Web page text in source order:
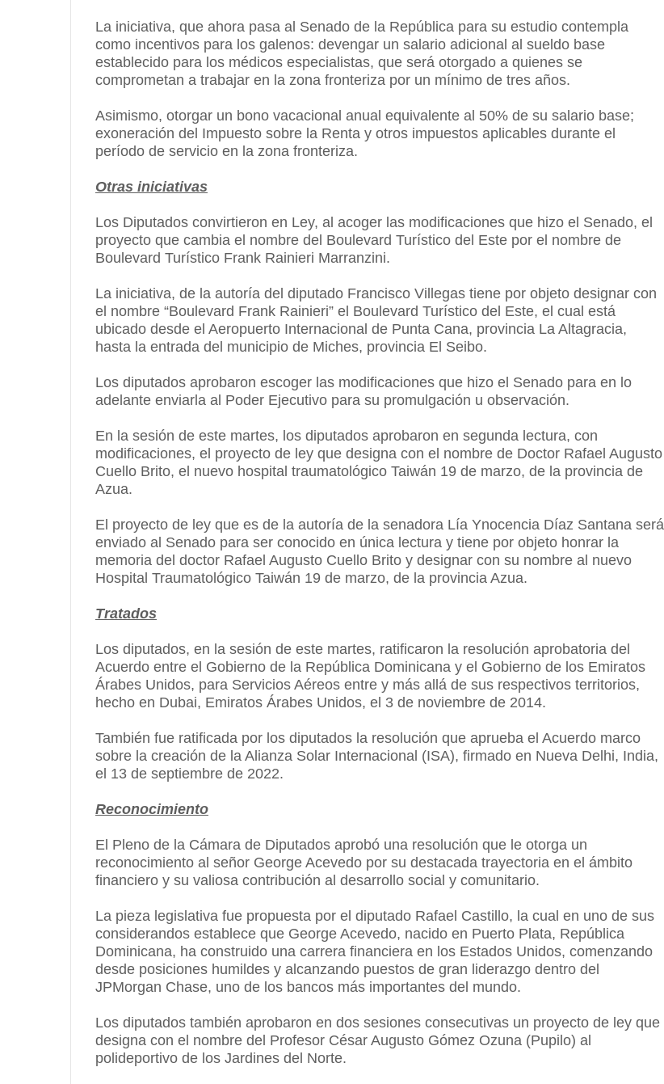
La iniciativa, que ahora pasa al Senado de la República para su estudio contempla
como incentivos para los galenos: devengar un salario adicional al sueldo base
establecido para los médicos especialistas, que será otorgado a quienes se
comprometan a trabajar en la zona fronteriza por un mínimo de tres años.
Asimismo, otorgar un bono vacacional anual equivalente al 50% de su salario base;
exoneración del Impuesto sobre la Renta y otros impuestos aplicables durante el
período de servicio en la zona fronteriza.
Otras iniciativas
Los Diputados convirtieron en Ley, al acoger las modificaciones que hizo el Senado, el
proyecto que cambia el nombre del Boulevard Turístico del Este por el nombre de
Boulevard Turístico Frank Rainieri Marranzini.
La iniciativa, de la autoría del diputado Francisco Villegas tiene por objeto designar con
el nombre “Boulevard Frank Rainieri” el Boulevard Turístico del Este, el cual está
ubicado desde el Aeropuerto Internacional de Punta Cana, provincia La Altagracia,
hasta la entrada del municipio de Miches, provincia El Seibo.
Los diputados aprobaron escoger las modificaciones que hizo el Senado para en lo
adelante enviarla al Poder Ejecutivo para su promulgación u observación.
En la sesión de este martes, los diputados aprobaron en segunda lectura, con
modificaciones, el proyecto de ley que designa con el nombre de Doctor Rafael Augusto
Cuello Brito, el nuevo hospital traumatológico Taiwán 19 de marzo, de la provincia de
Azua.
El proyecto de ley que es de la autoría de la senadora Lía Ynocencia Díaz Santana será
enviado al Senado para ser conocido en única lectura y tiene por objeto honrar la
memoria del doctor Rafael Augusto Cuello Brito y designar con su nombre al nuevo
Hospital Traumatológico Taiwán 19 de marzo, de la provincia Azua.
Tratados
Los diputados, en la sesión de este martes, ratificaron la resolución aprobatoria del
Acuerdo entre el Gobierno de la República Dominicana y el Gobierno de los Emiratos
Árabes Unidos, para Servicios Aéreos entre y más allá de sus respectivos territorios,
hecho en Dubai, Emiratos Árabes Unidos, el 3 de noviembre de 2014.
También fue ratificada por los diputados la resolución que aprueba el Acuerdo marco
sobre la creación de la Alianza Solar Internacional (ISA), firmado en Nueva Delhi, India,
el 13 de septiembre de 2022.
Reconocimiento
El Pleno de la Cámara de Diputados aprobó una resolución que le otorga un
reconocimiento al señor George Acevedo por su destacada trayectoria en el ámbito
financiero y su valiosa contribución al desarrollo social y comunitario.
La pieza legislativa fue propuesta por el diputado Rafael Castillo, la cual en uno de sus
considerandos establece que George Acevedo, nacido en Puerto Plata, República
Dominicana, ha construido una carrera financiera en los Estados Unidos, comenzando
desde posiciones humildes y alcanzando puestos de gran liderazgo dentro del
JPMorgan Chase, uno de los bancos más importantes del mundo.
Los diputados también aprobaron en dos sesiones consecutivas un proyecto de ley que
designa con el nombre del Profesor César Augusto Gómez Ozuna (Pupilo) al
polideportivo de los Jardines del Norte.